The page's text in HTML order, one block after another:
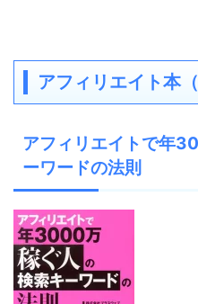
アフィリエイト本
アフィリエイトで年
ーワードの法則